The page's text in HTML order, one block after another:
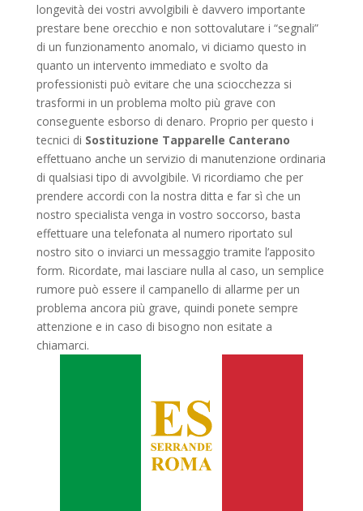
longevità dei vostri avvolgibili è davvero importante
prestare bene orecchio e non sottovalutare i “segnali”
di un funzionamento anomalo, vi diciamo questo in
quanto un intervento immediato e svolto da
professionisti può evitare che una sciocchezza si
trasformi in un problema molto più grave con
conseguente esborso di denaro. Proprio per questo i
tecnici di Sostituzione Tapparelle Canterano
effettuano anche un servizio di manutenzione ordinaria
di qualsiasi tipo di avvolgibile. Vi ricordiamo che per
prendere accordi con la nostra ditta e far sì che un
nostro specialista venga in vostro soccorso, basta
effettuare una telefonata al numero riportato sul
nostro sito o inviarci un messaggio tramite l’apposito
form. Ricordate, mai lasciare nulla al caso, un semplice
rumore può essere il campanello di allarme per un
problema ancora più grave, quindi ponete sempre
attenzione e in caso di bisogno non esitate a
chiamarci.